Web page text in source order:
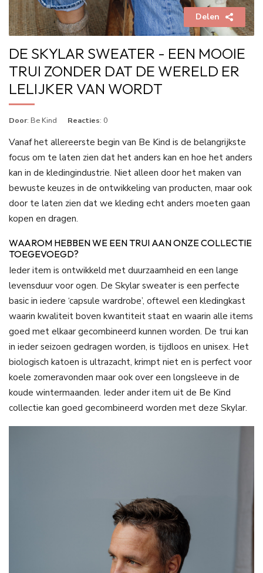
Delen
DE SKYLAR SWEATER - EEN MOOIE
TRUI ZONDER DAT DE WERELD ER
LELIJKER VAN WORDT
Door: Be Kind Reacties: 0
Vanaf het allereerste begin van Be Kind is de belangrijkste
focus om te laten zien dat het anders kan en hoe het anders
kan in de kledingindustrie. Niet alleen door het maken van
bewuste keuzes in de ontwikkeling van producten, maar ook
door te laten zien dat we kleding echt anders moeten gaan
kopen en dragen.
WAAROM HEBBEN WE EEN TRUI AAN ONZE COLLECTIE
TOEGEVOEGD?
Ieder item is ontwikkeld met duurzaamheid en een lange
levensduur voor ogen. De Skylar sweater is een perfecte
basic in iedere ‘capsule wardrobe’, oftewel een kledingkast
waarin kwaliteit boven kwantiteit staat en waarin alle items
goed met elkaar gecombineerd kunnen worden. De trui kan
in ieder seizoen gedragen worden, is tijdloos en unisex. Het
biologisch katoen is ultrazacht, krimpt niet en is perfect voor
koele zomeravonden maar ook over een longsleeve in de
koude wintermaanden. Ieder ander item uit de Be Kind
collectie kan goed gecombineerd worden met deze Skylar.